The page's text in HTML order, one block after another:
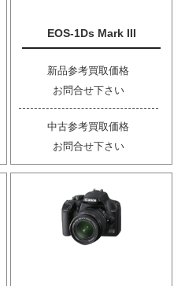
EOS-1Ds Mark III
新品参考買取価格
お問合せ下さい
中古参考買取価格
お問合せ下さい